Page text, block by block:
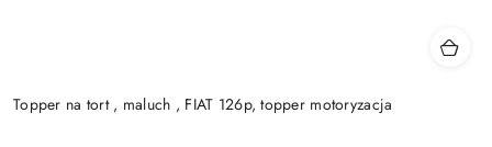
Topper na tort , maluch , FIAT 126p, topper motoryzacja